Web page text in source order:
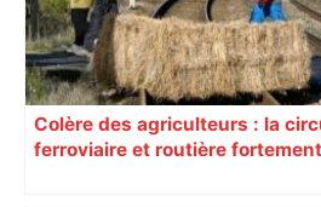
Colère des agriculteurs : la
ferroviaire et routière fortement